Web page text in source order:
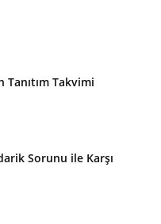
Tanıtım Takvimi
Sorunu ile Karşı